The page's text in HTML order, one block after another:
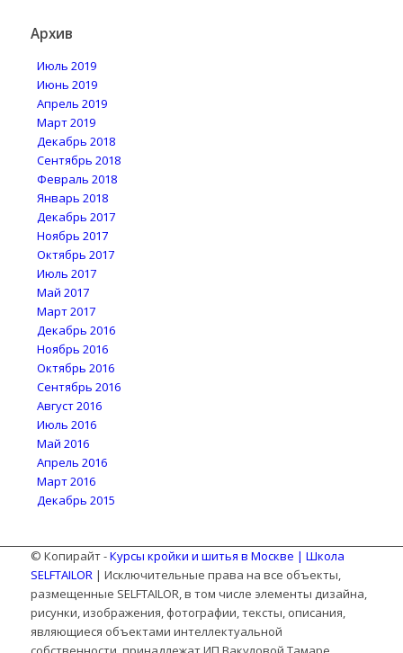
Архив
Июль 2019
Июнь 2019
Апрель 2019
Март 2019
Декабрь 2018
Сентябрь 2018
Февраль 2018
Январь 2018
Декабрь 2017
Ноябрь 2017
Октябрь 2017
Июль 2017
Май 2017
Март 2017
Декабрь 2016
Ноябрь 2016
Октябрь 2016
Сентябрь 2016
Август 2016
Июль 2016
Май 2016
Апрель 2016
Март 2016
Декабрь 2015
© Копирайт -Курсы кройки и шитья в Москве | Школа
SELFTAILOR| Исключительные права на все объекты,
размещенные SELFTAILOR, в том числе элементы дизайна,
рисунки, изображения, фотографии, тексты, описания,
являющиеся объектами интеллектуальной